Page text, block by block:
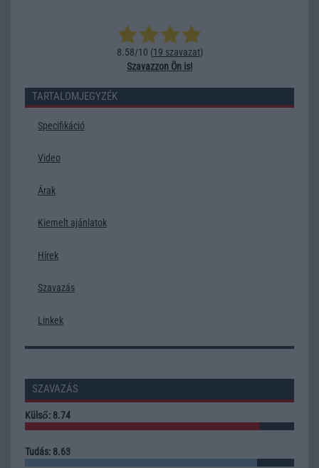
8.58/10 (19 szavazat)
Szavazzon Ön is!
TARTALOMJEGYZÉK
Specifikáció
Video
Árak
Kiemelt ajánlatok
Hírek
Szavazás
Linkek
SZAVAZÁS
Külső: 8.74
Tudás: 8.63